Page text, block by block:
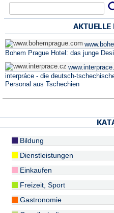
AKTUELLE
Bohem Prague Hotel: das junge
interpráce - die deutsch-
Personal aus Tschechien
Bildung
Dienstleistungen
Einkaufen
Freizeit, Sport
Gastronomie